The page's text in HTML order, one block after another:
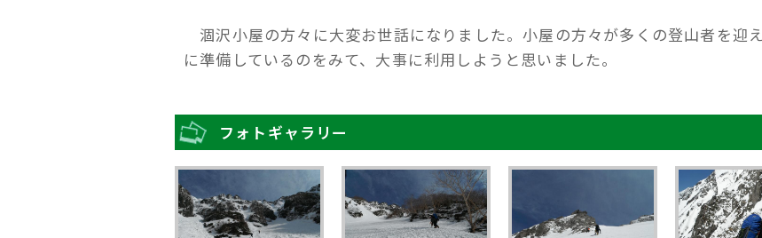
涸沢小屋の方々に大変お世話になりました。小屋の方々が多くの登山者を迎
に準備しているのをみて、大事に利用しようと思いました。
フォトギャラリー